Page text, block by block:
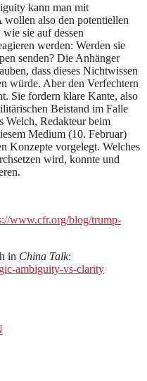
kann man mit
also den potentiellen
sie auf dessen
werden: Werden sie
senden? Die Anhänger
dass dieses Nichtwissen
würde. Aber den Verfechtern
Sie fordern klare Kante, also
Beistand im Falle
Welch, Redakteur beim
Medium (10. Februar)
Konzepte vorgelegt. Welches
wird, konnte und
www.cfr.org/blog/trump-
in China Talk:
ambiguity-vs-clarity